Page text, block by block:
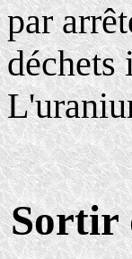
par
déchets
Sortir